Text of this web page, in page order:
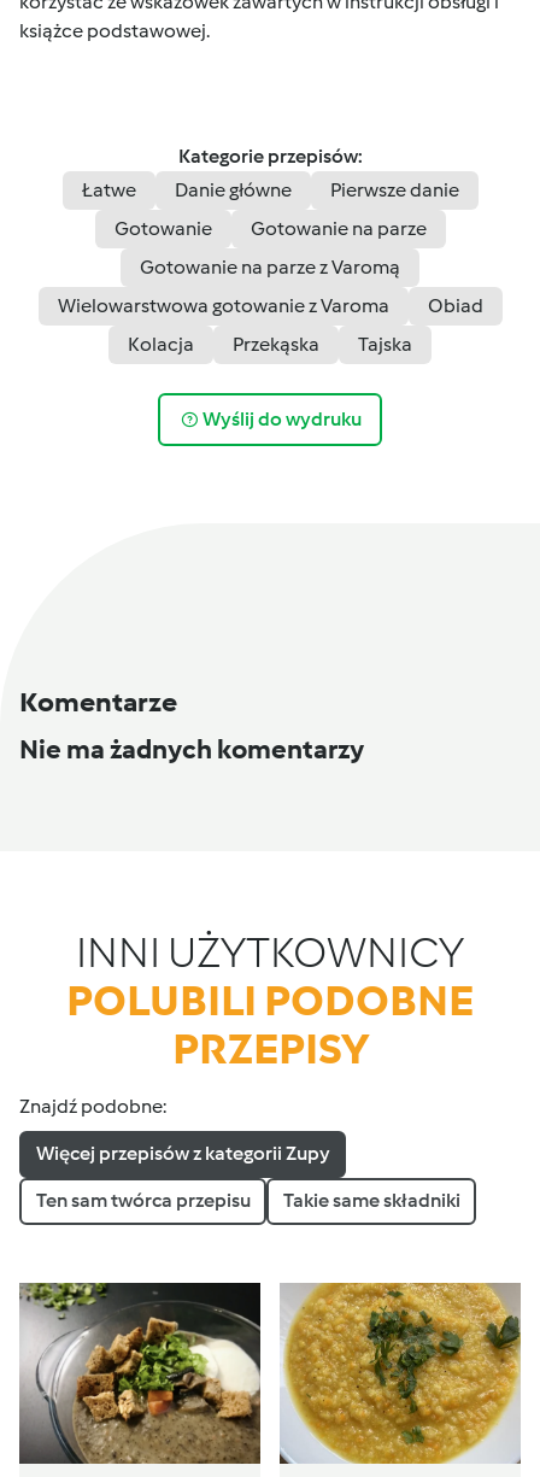
książce podstawowej.
Kategorie przepisów:
Łatwe
Danie główne
Pierwsze danie
Gotowanie
Gotowanie na parze
Gotowanie na parze z Varomą
Wielowarstwowa gotowanie z Varoma
Obiad
Kolacja
Przekąska Tajska
Wyślij do wydruku
Komentarze
Nie ma żadnych komentarzy
INNI UŻYTKOWNICY
POLUBILI PODOBNE
PRZEPISY
Znajdź podobne:
Więcej przepisów z kategorii Zupy
Ten sam twórca przepisu Takie same składniki